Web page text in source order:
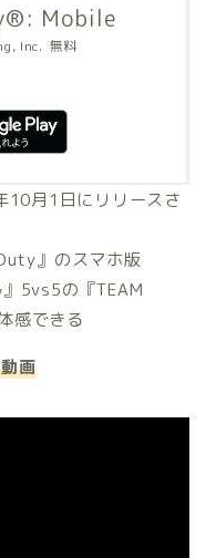
Mobile
Inc. 無料
月1日にリリースさ
』のスマホ版
5vs5の『TEAM
感できる
画